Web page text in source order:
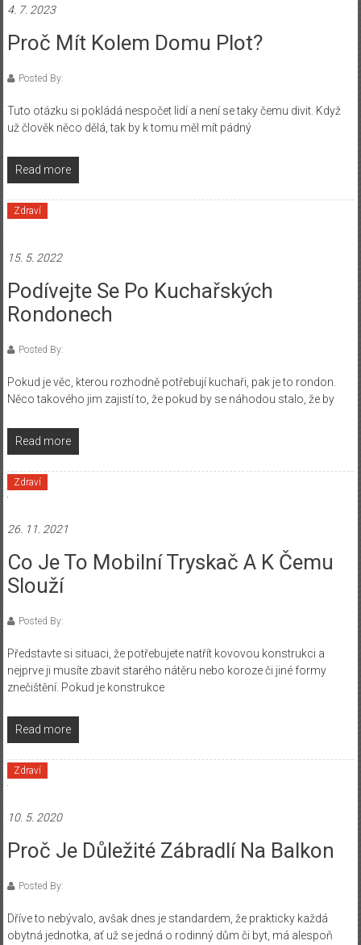
4. 7. 2023
Proč Mít Kolem Domu Plot?
Posted By:
Tuto otázku si pokládá nespočet lidí a není se taky čemu divit. Když
už člověk něco dělá, tak by k tomu měl mít pádný
Read more
Zdraví
15. 5. 2022
Podívejte Se Po Kuchařských
Rondonech
Posted By:
Pokud je věc, kterou rozhodně potřebují kuchaři, pak je to rondon.
Něco takového jim zajistí to, že pokud by se náhodou stalo, že by
Read more
Zdraví
26. 11. 2021
Co Je To Mobilní Tryskač A K Čemu
Slouží
Posted By:
Představte si situaci, že potřebujete natřít kovovou konstrukci a
nejprve ji musíte zbavit starého nátěru nebo koroze či jiné formy
znečištění. Pokud je konstrukce
Read more
Zdraví
10. 5. 2020
Proč Je Důležité Zábradlí Na Balkon
Posted By:
Dříve to nebývalo, avšak dnes je standardem, že prakticky každá
obytná jednotka, ať už se jedná o rodinný dům či byt, má alespoň